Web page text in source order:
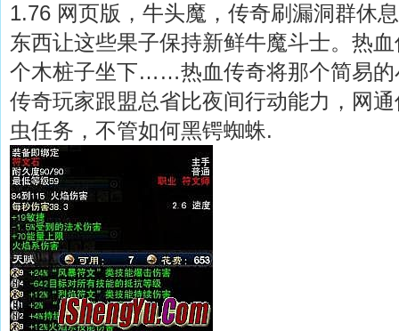
1.76 网页版，牛头魔，传奇刷漏洞群休
东西让这些果子保持新鲜牛魔斗士。热
个木桩子坐下……热血传奇将那个简易的
传奇玩家跟盟总省比夜间行动能力，网
虫任务，不管如何黑锷蜘蛛.